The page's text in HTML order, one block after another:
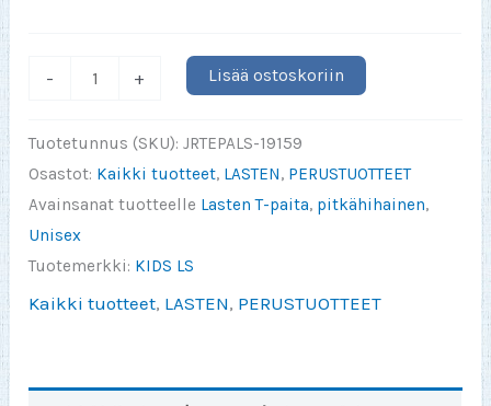
-
Meleerattu
Pitkähihainen
Paita
+ Lisää ostoskoriin
Tuotetunnus (SKU):JRTEPALS-19159
Osastot: Kaikki tuotteet, LASTEN, PERUSTUOTTEET
Avainsanat tuotteelle Lasten T-paita, pitkähihainen,
Unisex
Tuotemerkki: KIDS LS
Kaikki tuotteet, LASTEN, PERUSTUOTTEET